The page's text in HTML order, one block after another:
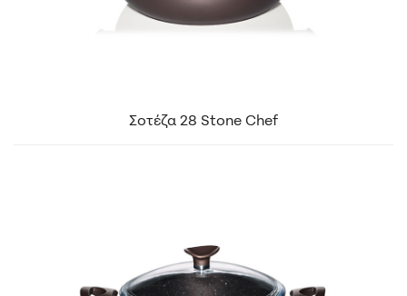
Σοτέζα 28 Stone Chef